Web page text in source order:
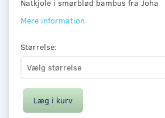
Natkjole i smørblød bambus fra Joha
Mere information
Størrelse:
Læg i kurv